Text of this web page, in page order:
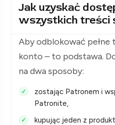
Jak uzyskać
wszystkich treści
Aby odblokować pełne
konto – to podstawa.
na dwa sposoby:
zostając Patronem i
Patronite,
kupując jeden z